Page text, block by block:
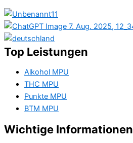
Top Leistungen
Alkohol MPU
THC MPU
Punkte MPU
BTM MPU
Wichtige Informationen